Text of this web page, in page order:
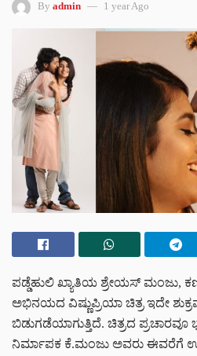
By admin 1 year Ago
ಪಡ್ಡೆಹುಲಿ ಖ್ಯಾತಿಯ ಶ್ರೇಯಸ್ ಮಂಜು,
ಅಭಿನಯದ ವಿಷ್ಣುಪ್ರಿಯಾ ಚಿತ್ರ ಇದೇ
ಬಿಡುಗಡೆಯಾಗುತ್ತಿದೆ. ಚಿತ್ರದ
ನಿರ್ಮಾಪಕ ಕೆ.ಮಂಜು ಅವರು ಈವರೆಗೆ